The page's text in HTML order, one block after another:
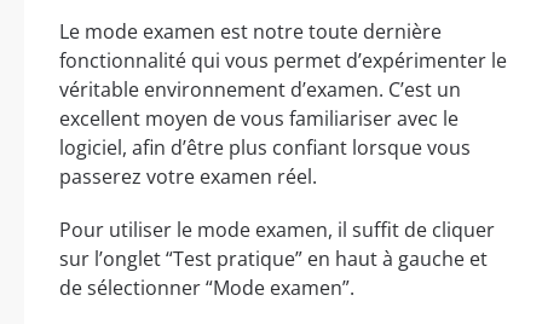
Le mode examen est notre toute dernière
fonctionnalité qui vous permet d’expérimenter le
véritable environnement d’examen. C’est un
excellent moyen de vous familiariser avec le
logiciel, afin d’être plus confiant lorsque vous
passerez votre examen réel.
Pour utiliser le mode examen, il suffit de cliquer
sur l’onglet “Test pratique” en haut à gauche et
de sélectionner “Mode examen”.